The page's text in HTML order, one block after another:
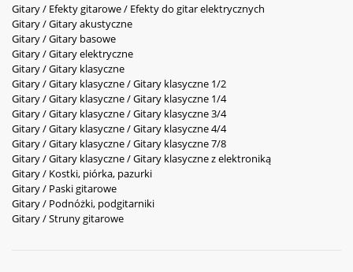
Gitary / Efekty gitarowe / Efekty do gitar elektrycznych
Gitary / Gitary akustyczne
Gitary / Gitary basowe
Gitary / Gitary elektryczne
Gitary / Gitary klasyczne
Gitary / Gitary klasyczne / Gitary klasyczne 1/2
Gitary / Gitary klasyczne / Gitary klasyczne 1/4
Gitary / Gitary klasyczne / Gitary klasyczne 3/4
Gitary / Gitary klasyczne / Gitary klasyczne 4/4
Gitary / Gitary klasyczne / Gitary klasyczne 7/8
Gitary / Gitary klasyczne / Gitary klasyczne z elektroniką
Gitary / Kostki, piórka, pazurki
Gitary / Paski gitarowe
Gitary / Podnóżki, podgitarniki
Gitary / Struny gitarowe